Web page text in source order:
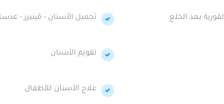
بعد الخلع. تجميل الأسنان - ڤينيرز -
تقويم الأسنان
علاج الأسنان للأطفال